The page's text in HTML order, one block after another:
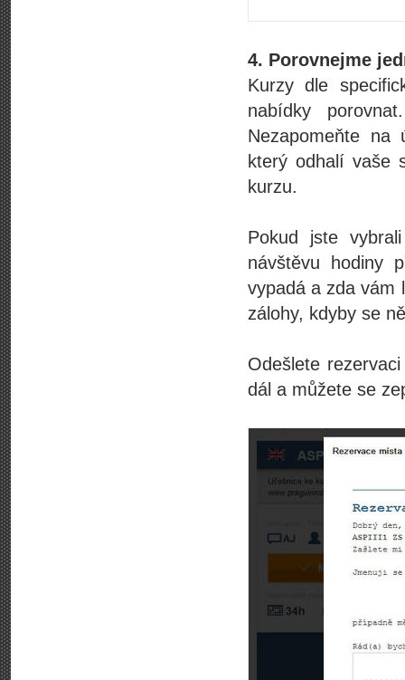
4. Porovnejme
Kurzy dle
nabídky
Nezapomeňte na
který odhalí vaše
kurzu.
Pokud jste
návštěvu hodiny
vypadá a zda vám
zálohy, kdyby se
Odešlete
dál a můžete se